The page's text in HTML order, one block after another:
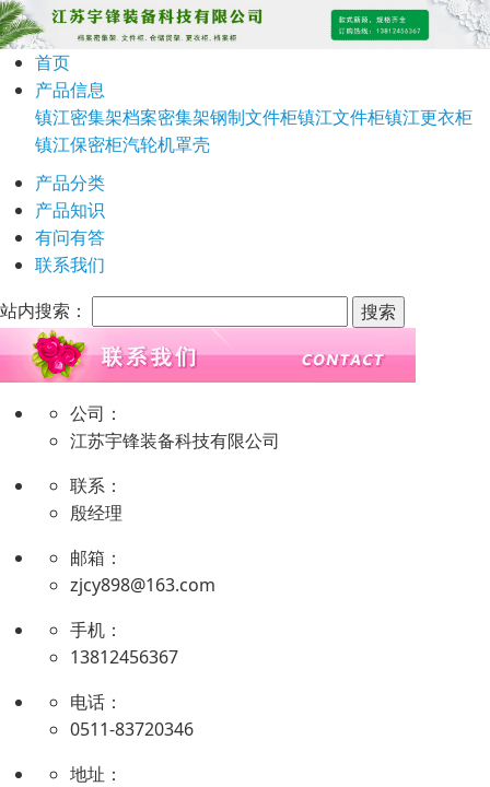
首页
产品信息
镇江密集架档案密集架钢制文件柜镇江文件柜镇江更衣柜
镇江保密柜汽轮机罩壳
产品分类
产品知识
有问有答
联系我们
站内搜索：
公司：
江苏宇锋装备科技有限公司
联系：
殷经理
邮箱：
zjcy898@163.com
手机：
13812456367
电话：
0511-83720346
地址：